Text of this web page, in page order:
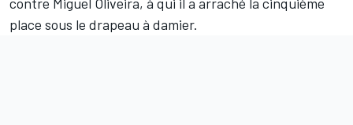
place sous le drapeau à damier.